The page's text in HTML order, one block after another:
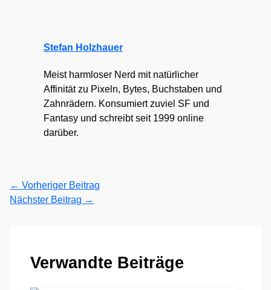
Stefan Holzhauer
Meist harmloser Nerd mit natürlicher
Affinität zu Pixeln, Bytes, Buchstaben und
Zahnrädern. Konsumiert zuviel SF und
Fantasy und schreibt seit 1999 online
darüber.
← Vorheriger Beitrag
Nächster Beitrag →
Verwandte Beiträge